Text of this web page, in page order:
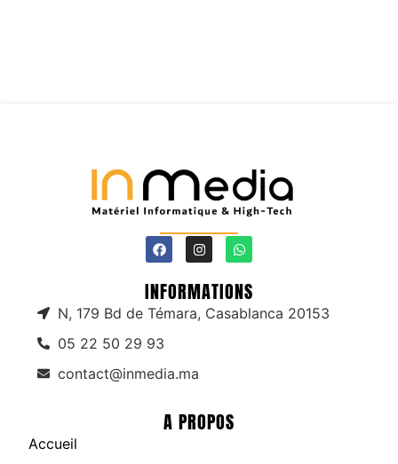
INFORMATIONS
N, 179 Bd de Témara, Casablanca 20153
05 22 50 29 93
contact@inmedia.ma
A PROPOS
Accueil